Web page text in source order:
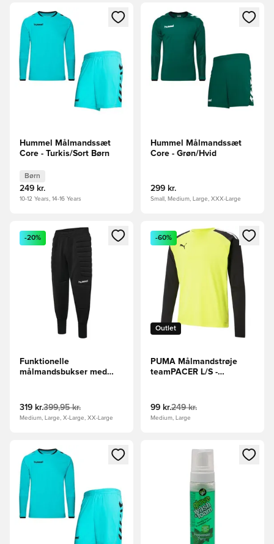
Åbner en Modal til at logge ind eller tilmelde dig som
Hummel Målmandssæt
Core - Turkis/Sort Børn
Børn
249 kr.
10-12 Years, 14-16 Years
Åbner en Modal til at logge
Hummel Målmandssæt
Core - Grøn/Hvid
299 kr.
Small, Medium, Large, XXX-Large
Åbner en Modal til at logge ind eller tilmelde dig som
-20%
Funktionelle
målmandsbukser med
319 kr.399,95 kr.
Medium, Large, X-Large, XX-Large
Åbner en Modal til at logge
Outlet
-60%
PUMA Målmandstrøje
teamPACER L/S -
99 kr.249 kr.
Medium, Large
Åbner en Modal til at logge ind eller tilmelde dig som
Åbner en Modal til at logge